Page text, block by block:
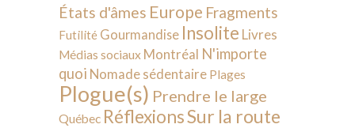
États d'âmes Europe Fragments
Futilité Gourmandise Insolite Livres
Médias sociaux Montréal N'importe
quoi Nomade sédentaire Plages
Plogue(s) Prendre le large
Québec RéflexionsSur la route